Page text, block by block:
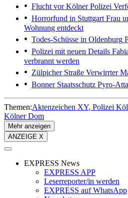
Flucht vor Kölner Polizei
Horrorfund in Stuttgart Frau
Wohnung entdeckt
Todes-Schüsse in Oldenburg
Polizei mit neuen Details
verbrannt werden
Zülpicher Straße Verwirrter
Bonner Staatsschutz Pyro-
Themen:Aktenzeichen XY Polizei
Kölner Dom
Mehr anzeigen
ANZEIGE X
EXPRESS News
EXPRESS APP
Leserreporter/in werden
EXPRESS auf WhatsApp